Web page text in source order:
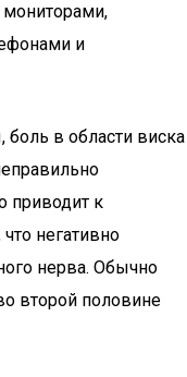
и
боль в области виска
приводит к
негативно
нерва. Обычно
второй половине